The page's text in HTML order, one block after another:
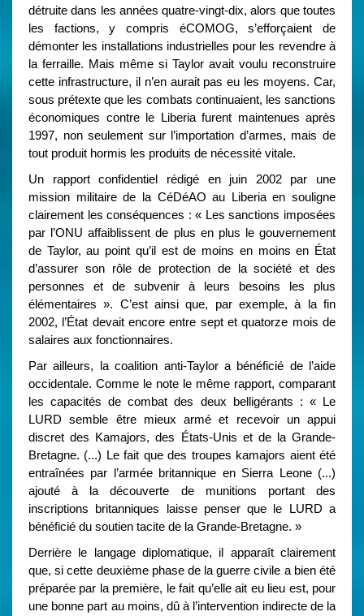
détruite dans les années quatre-vingt-dix, alors que toutes
les factions, y compris éCOMOG, s’efforçaient de
démonter les installations industrielles pour les revendre à
la ferraille. Mais même si Taylor avait voulu reconstruire
cette infrastructure, il n’en aurait pas eu les moyens. Car,
sous prétexte que les combats continuaient, les sanctions
économiques contre le Liberia furent maintenues après
1997, non seulement sur l’importation d’armes, mais de
tout produit hormis les produits de nécessité vitale.
Un rapport confidentiel rédigé en juin 2002 par une
mission militaire de la CéDéAO au Liberia en souligne
clairement les conséquences : « Les sanctions imposées
par l’ONU affaiblissent de plus en plus le gouvernement
de Taylor, au point qu’il est de moins en moins en État
d’assurer son rôle de protection de la société et des
personnes et de subvenir à leurs besoins les plus
élémentaires ». C’est ainsi que, par exemple, à la fin
2002, l’État devait encore entre sept et quatorze mois de
salaires aux fonctionnaires.
Par ailleurs, la coalition anti-Taylor a bénéficié de l’aide
occidentale. Comme le note le même rapport, comparant
les capacités de combat des deux belligérants : « Le
LURD semble être mieux armé et recevoir un appui
discret des Kamajors, des États-Unis et de la Grande-
Bretagne. (...) Le fait que des troupes kamajors aient été
entraînées par l’armée britannique en Sierra Leone (...)
ajouté à la découverte de munitions portant des
inscriptions britanniques laisse penser que le LURD a
bénéficié du soutien tacite de la Grande-Bretagne. »
Derrière le langage diplomatique, il apparaît clairement
que, si cette deuxième phase de la guerre civile a bien été
préparée par la première, le fait qu’elle ait eu lieu est, pour
une bonne part au moins, dû à l’intervention indirecte de la